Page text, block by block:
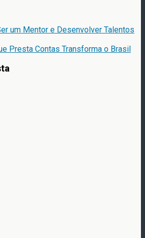
um Mentor e Desenvolver Talentos
Presta Contas Transforma o Brasil